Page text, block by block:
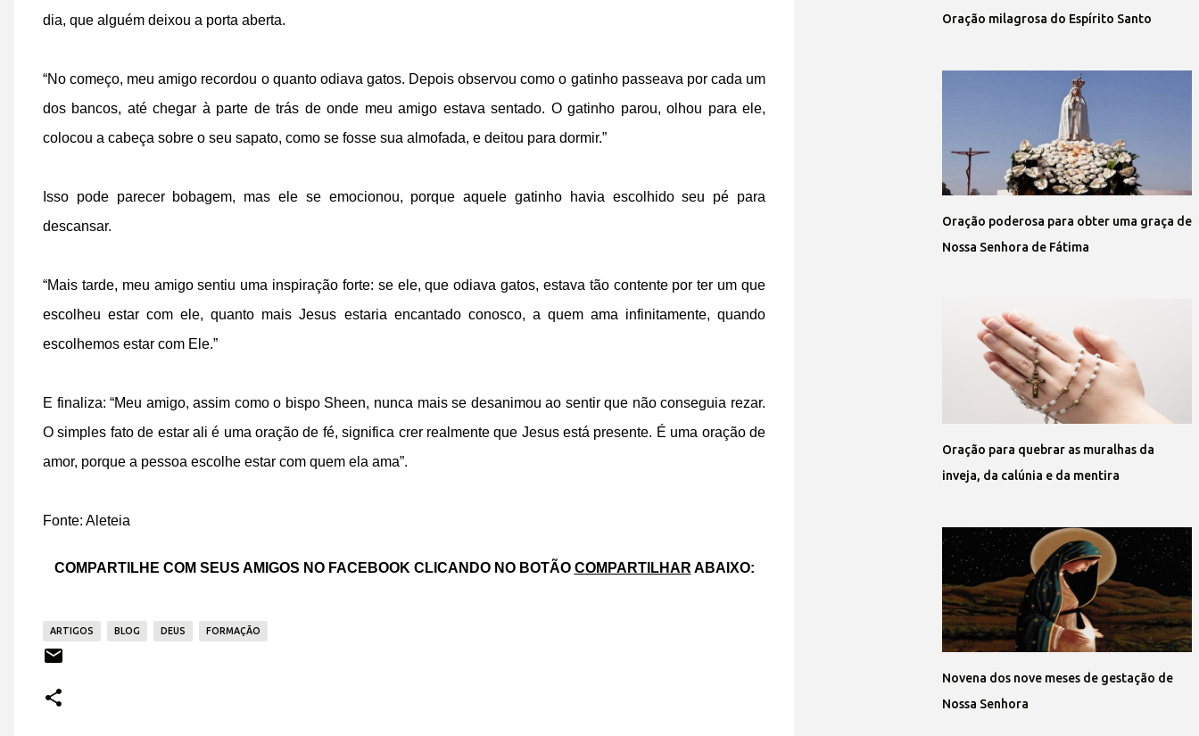
dia, que alguém deixou a porta aberta.
“No começo, meu amigo recordou o quanto odiava gatos. Depois observou como o gatinho passeava por cada um
dos bancos, até chegar à parte de trás de onde meu amigo estava sentado. O gatinho parou, olhou para ele,
colocou a cabeça sobre o seu sapato, como se fosse sua almofada, e deitou para dormir.”
Isso pode parecer bobagem, mas ele se emocionou, porque aquele gatinho havia escolhido seu pé para
descansar.
“Mais tarde, meu amigo sentiu uma inspiração forte: se ele, que odiava gatos, estava tão contente por ter um que
escolheu estar com ele, quanto mais Jesus estaria encantado conosco, a quem ama infinitamente, quando
escolhemos estar com Ele.”
E finaliza: “Meu amigo, assim como o bispo Sheen, nunca mais se desanimou ao sentir que não conseguia rezar.
O simples fato de estar ali é uma oração de fé, significa crer realmente que Jesus está presente. É uma oração de
amor, porque a pessoa escolhe estar com quem ela ama”.
Fonte: Aleteia
COMPARTILHE COM SEUS AMIGOS NO FACEBOOK CLICANDO NO BOTÃO COMPARTILHAR ABAIXO:
ARTIGOS BLOG DEUS FORMAÇÃO
Oração milagrosa do Espírito Santo
Oração poderosa para obter uma graça de
Nossa Senhora de Fátima
Oração para quebrar as muralhas da
inveja, da calúnia e da mentira
Novena dos nove meses de gestação de
Nossa Senhora